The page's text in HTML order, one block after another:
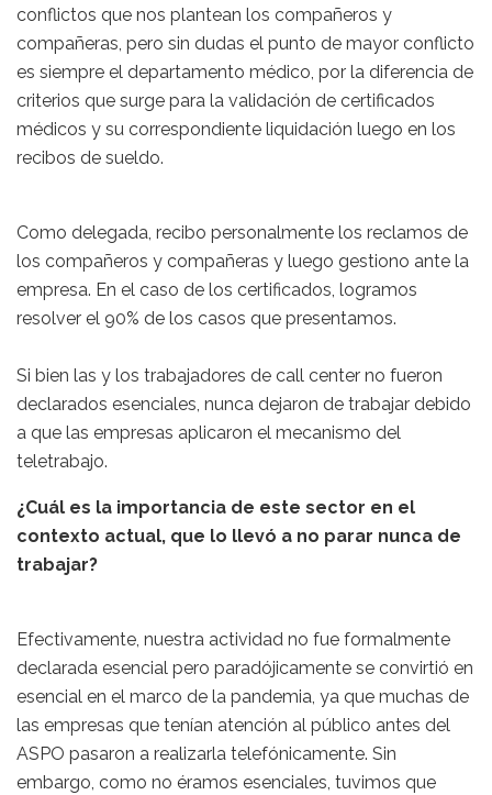
conflictos que nos plantean los compañeros y
compañeras, pero sin dudas el punto de mayor conflicto
es siempre el departamento médico, por la diferencia de
criterios que surge para la validación de certificados
médicos y su correspondiente liquidación luego en los
recibos de sueldo.
Como delegada, recibo personalmente los reclamos de
los compañeros y compañeras y luego gestiono ante la
empresa. En el caso de los certificados, logramos
resolver el 90% de los casos que presentamos.
Si bien las y los trabajadores de call center no fueron
declarados esenciales, nunca dejaron de trabajar debido
a que las empresas aplicaron el mecanismo del
teletrabajo.
¿Cuál es la importancia de este sector en el
contexto actual, que lo llevó a no parar nunca de
trabajar?
Efectivamente, nuestra actividad no fue formalmente
declarada esencial pero paradójicamente se convirtió en
esencial en el marco de la pandemia, ya que muchas de
las empresas que tenían atención al público antes del
ASPO pasaron a realizarla telefónicamente. Sin
embargo, como no éramos esenciales, tuvimos que